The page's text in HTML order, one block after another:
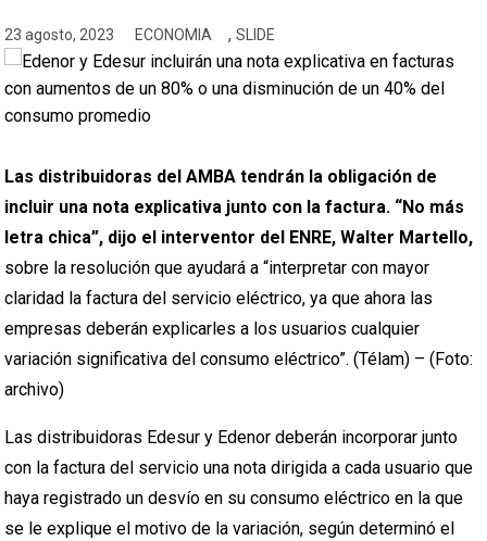
23 agosto, 2023 ECONOMIA ,SLIDE
Las distribuidoras del AMBA tendrán la obligación de
incluir una nota explicativa junto con la factura. “No más
letra chica”, dijo el interventor del ENRE, Walter Martello,
sobre la resolución que ayudará a “interpretar con mayor
claridad la factura del servicio eléctrico, ya que ahora las
empresas deberán explicarles a los usuarios cualquier
variación significativa del consumo eléctrico”. (Télam) – (Foto:
archivo)
Las distribuidoras Edesur y Edenor deberán incorporar junto
con la factura del servicio una nota dirigida a cada usuario que
haya registrado un desvío en su consumo eléctrico en la que
se le explique el motivo de la variación, según determinó el